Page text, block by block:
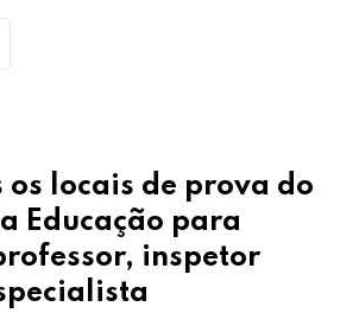
os locais de prova do
Educação para
inspetor